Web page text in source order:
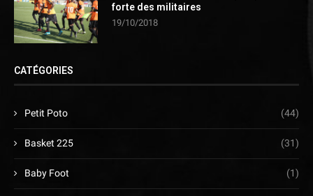
forte des militaires
19/10/2018
CATÉGORIES
Petit Poto (44)
Basket 225 (31)
Baby Foot (1)